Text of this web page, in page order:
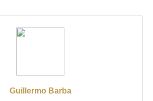
Guillermo Barba